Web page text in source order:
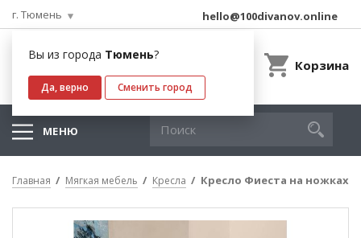
г. Тюмень
Вы из города Тюмень?
Да, верно Сменить город
hello@100divanov.online
Корзина
МЕНЮ
Главная Мягкая мебель Кресла Кресло Фиеста на ножках